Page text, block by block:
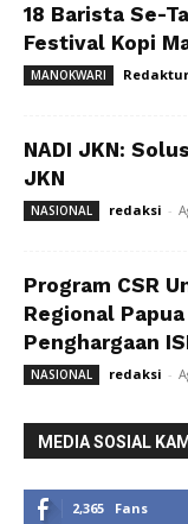
18 Barista Se-
Festival Kopi
MANOKWARI
NADI JKN:
JKN
NASIONAL redaksi -
Program CSR
Regional
Penghargaan
NASIONAL redaksi -
MEDIA SOSIAL KAMI
2,365 Fans